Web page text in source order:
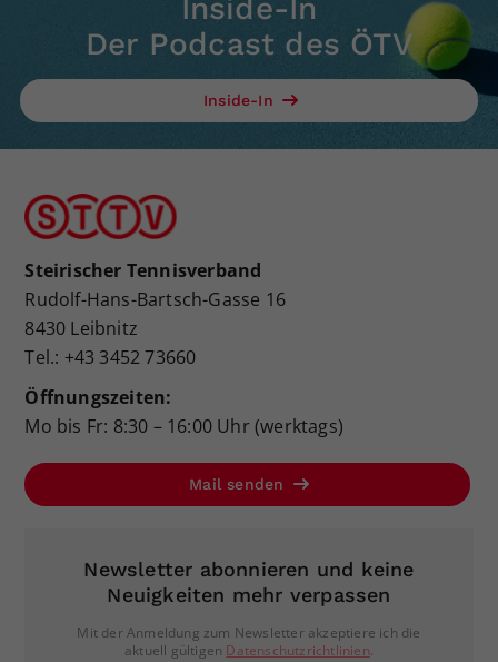
Inside-In
Der Podcast des ÖTV
Inside-In
Steirischer Tennisverband
Rudolf-Hans-Bartsch-Gasse 16
8430 Leibnitz
Tel.: +43 3452 73660
Öffnungszeiten:
Mo bis Fr: 8:30 – 16:00 Uhr (werktags)
Mail senden
Newsletter abonnieren und keine
Neuigkeiten mehr verpassen
Mit der Anmeldung zum Newsletter akzeptiere ich die
aktuell gültigen Datenschutzrichtlinien.